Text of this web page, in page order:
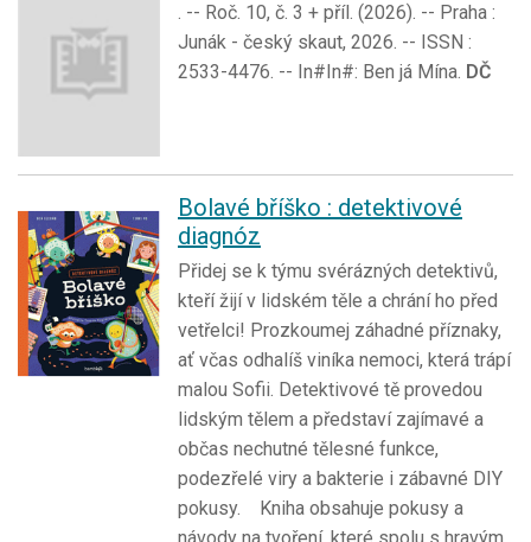
. -- Roč. 10, č. 3 + příl. (2026). -- Praha :
Junák - český skaut, 2026. -- ISSN :
2533-4476. -- In#In#: Ben já Mína. DČ
Bolavé bříško : detektivové
diagnóz
Přidej se k týmu svérázných detektivů,
kteří žijí v lidském těle a chrání ho před
vetřelci! Prozkoumej záhadné příznaky,
ať včas odhalíš viníka nemoci, která trápí
malou Sofii. Detektivové tě provedou
lidským tělem a představí zajímavé a
občas nechutné tělesné funkce,
podezřelé viry a bakterie i zábavné DIY
pokusy. Kniha obsahuje pokusy a